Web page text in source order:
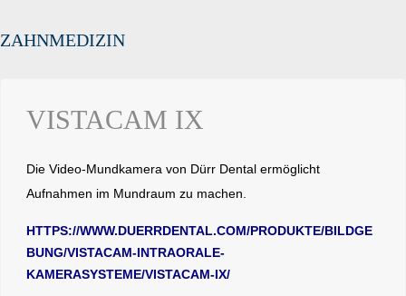
ZAHNMEDIZIN
VISTACAM IX
Die Video-Mundkamera von Dürr Dental ermöglicht
Aufnahmen im Mundraum zu machen.
HTTPS://WWW.DUERRDENTAL.COM/PRODUKTE/BILDGE
BUNG/VISTACAM-INTRAORALE-
KAMERASYSTEME/VISTACAM-IX/